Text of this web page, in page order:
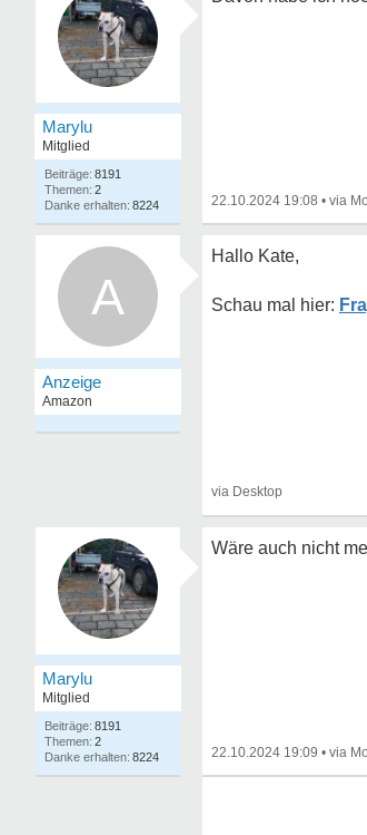
Marylu
Mitglied
8191
2
8224
22.10.2024 19:08 •
A
Hallo Kate,
Marylu
Mitglied
8191
2
8224
Wäre auch nicht
22.10.2024 19:09 •